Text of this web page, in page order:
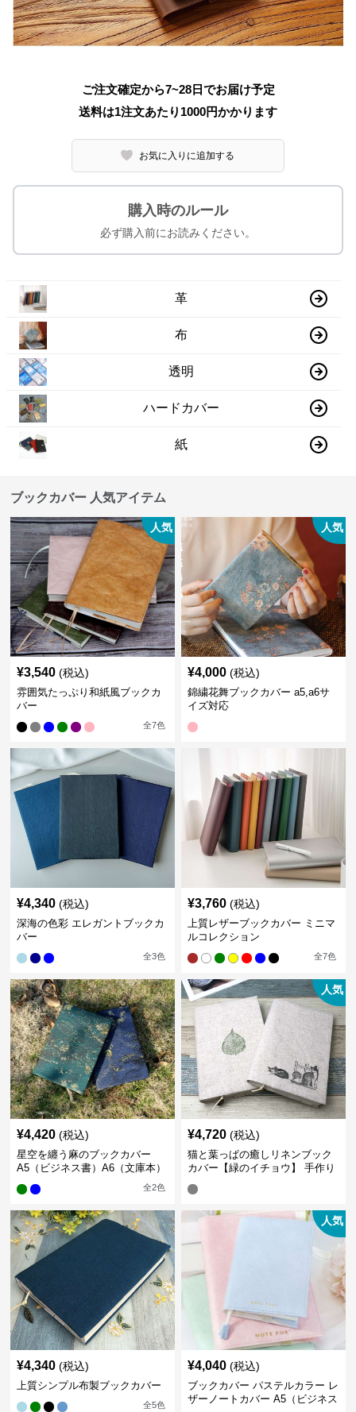
ご注文確定から7~28日でお届け予定
送料は1注文あたり 1000円かかります
お気に入りに追加する
購入時のルール
必ず購入前にお読みください。
革
布
透明
ハードカバー
紙
ブックカバー 人気アイテム
人気
¥3,540 (税込)
雰囲気たっぷり和紙風ブックカ
バー
全7色
人気
¥4,000 (税込)
錦繍花舞ブックカバー a5,a6サ
イズ対応
¥4,340 (税込)
深海の色彩 エレガントブックカ
バー
全3色
¥3,760 (税込)
上質レザーブックカバー ミニマ
ルコレクション
全7色
¥4,420 (税込)
星空を纏う麻のブックカバー
A5（ビジネス書）A6（文庫本）
全2色
人気
¥4,720 (税込)
猫と葉っぱの癒しリネンブック
カバー【緑のイチョウ】 手作り
¥4,340 (税込)
上質シンプル布製ブックカバー
全5色
人気
¥4,040 (税込)
ブックカバー パステルカラー レ
ザーノートカバー A5（ビジネス